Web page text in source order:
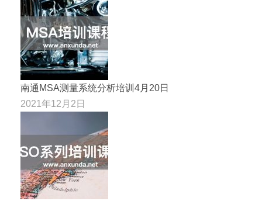
南通MSA测量系统分析培训4月20日
2021年12月2日